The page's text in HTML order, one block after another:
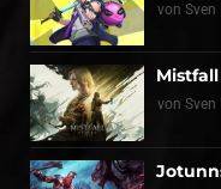
von Sven
von Sven